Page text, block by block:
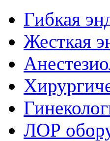
Гибкая
Жесткая
ЛОР